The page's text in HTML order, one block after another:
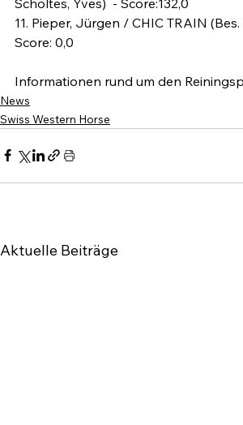
11. Pieper, Jürgen / CHIC TRAIN
Score: 0,0
Informationen rund um den
News
Swiss Western Horse
Aktuelle Beiträge